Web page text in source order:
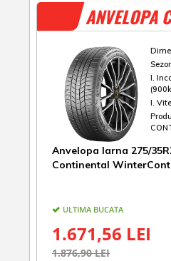
ANVELOPA
I.
I.
Anvelopa Iarna 275/
Continental
ULTIMA BUCATA
1.671,56 LEI
1.876,90 LEI